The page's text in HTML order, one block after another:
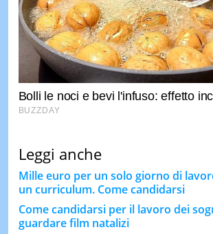
Leggi anche
Mille euro per un solo giorno di
un curriculum. Come candidarsi
Come candidarsi per il lavoro dei
guardare film natalizi